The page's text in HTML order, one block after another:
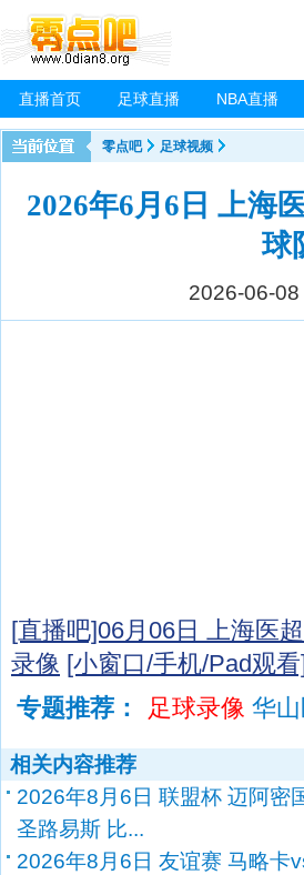
直播首页 足球直播 NBA直播
零点吧 足球视频
2026年6月6日 上海
球
2026-06-
[直播吧]06月06日 上海医
录像 [小窗口/手机/Pad观
专题推荐：
足球录像 华
相关内容推荐
2026年8月6日 联盟杯 迈阿密
圣路易斯 比...
2026年8月6日 友谊赛 马略卡